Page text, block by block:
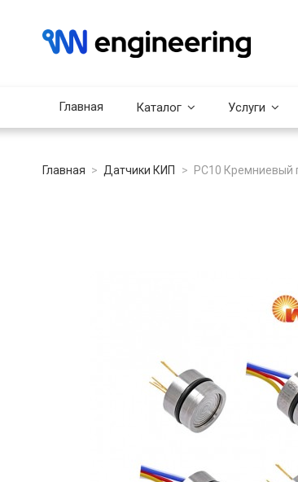
Главная Каталог Услуги
Главная Датчики КИП PC10 Кремниевый